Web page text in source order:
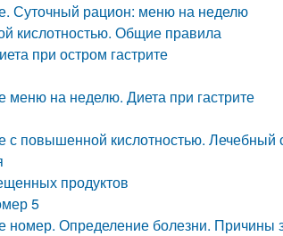
Суточный рацион: меню на неделю
кислотностью. Общие правила
при остром гастрите
меню на неделю. Диета при гастрите
с повышенной кислотностью.
продуктов
5
номер. Определение болезни. Причины